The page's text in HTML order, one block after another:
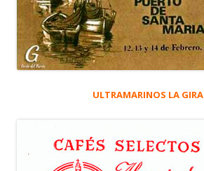
ULTRAMARINOS LA